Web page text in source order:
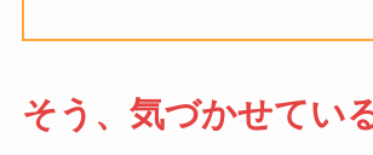
そう、気づかせてい